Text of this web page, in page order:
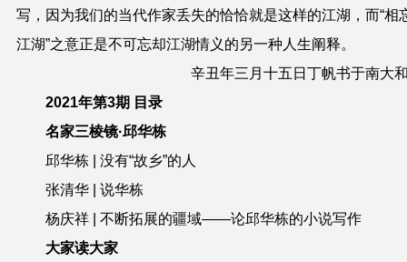
写，因为我们的当代作家丢失的恰恰就是这样的江湖，而“相
江湖”之意正是不可忘却江湖情义的另一种人生阐释。
辛丑年三月十五日丁帆书于南大
2021年第3期 目录
名家三棱镜·邱华栋
邱华栋 | 没有“故乡”的人
张清华 | 说华栋
杨庆祥 | 不断拓展的疆域——论邱华栋的小说写作
大家读大家